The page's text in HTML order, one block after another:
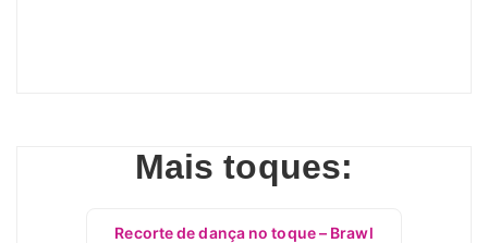
Mais toques:
Recorte de dança no toque – Brawl